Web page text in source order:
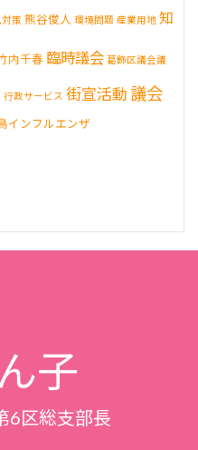
策 熊谷俊人 環境問題 産業用地 知
内千春 臨時議会 葛飾区議会議
行政サービス 街宣活動 議会
インフルエンザ
子
6区総支部長